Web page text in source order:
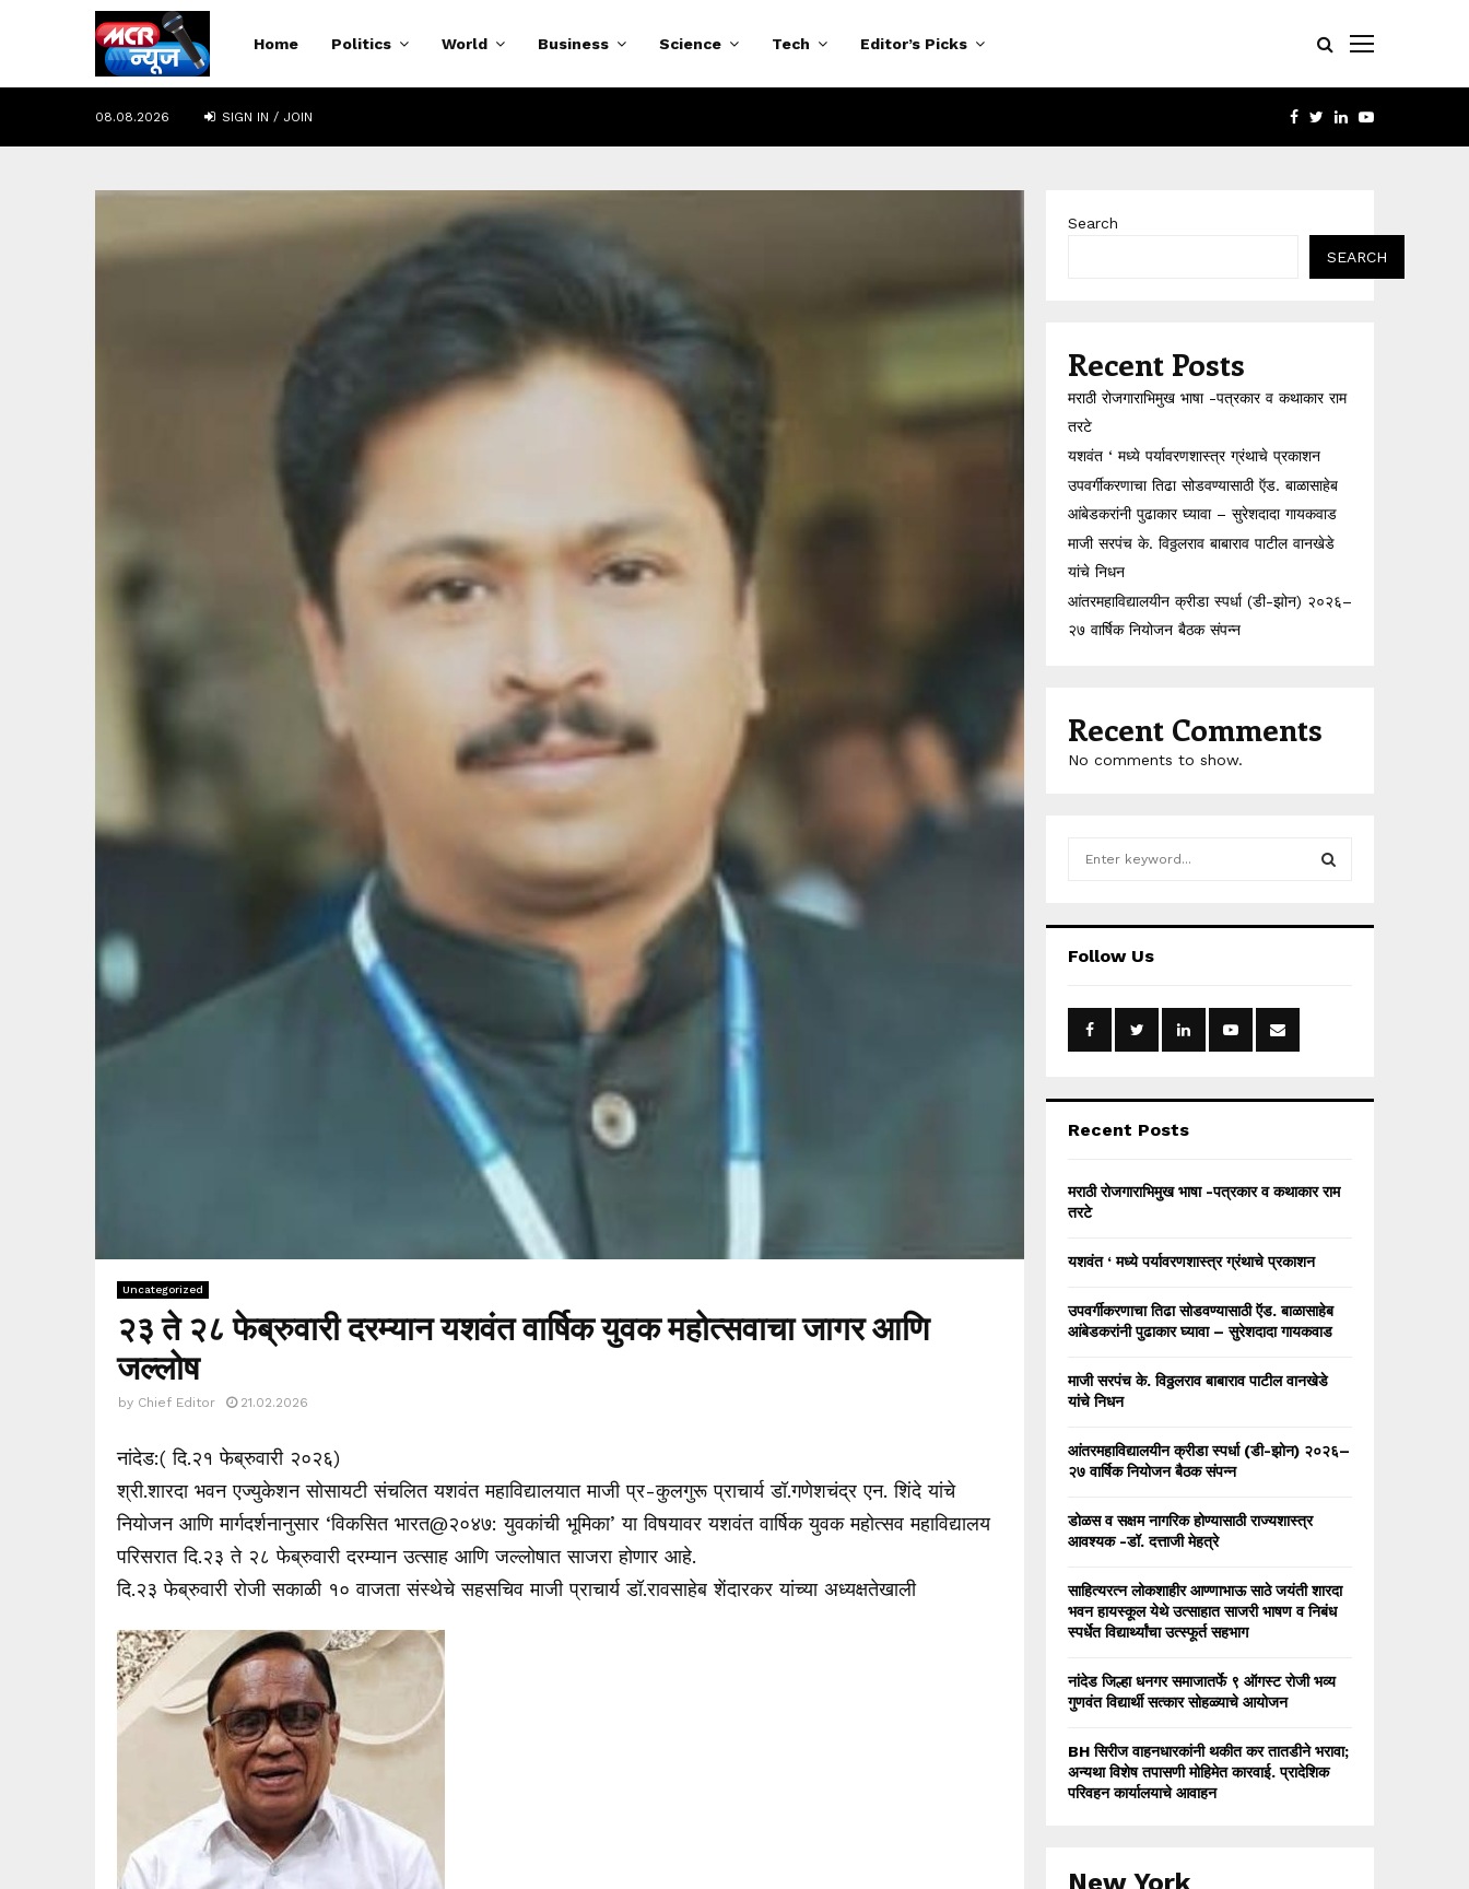
Home Politics World Business Science Tech Editor’s Picks
08.08.2026 SIGN IN / JOIN FACEBOOK
TWITTER
LINKEDIN
YOUTUBE
Uncategorized
२३ ते २८ फेब्रुवारी दरम्यान यशवंत वार्षिक युवक महोत्सवाचा जागर आणि
जल्लोष
by Chief Editor 21.02.2026
नांदेड:( दि.२१ फेब्रुवारी २०२६)
श्री.शारदा भवन एज्युकेशन सोसायटी संचलित यशवंत महाविद्यालयात माजी प्र-कुलगुरू प्राचार्य डॉ.गणेशचंद्र एन. शिंदे यांचे
नियोजन आणि मार्गदर्शनानुसार ‘विकसित भारत@२०४७: युवकांची भूमिका’ या विषयावर यशवंत वार्षिक युवक महोत्सव महाविद्यालय
परिसरात दि.२३ ते २८ फेब्रुवारी दरम्यान उत्साह आणि जल्लोषात साजरा होणार आहे.
दि.२३ फेब्रुवारी रोजी सकाळी १० वाजता संस्थेचे सहसचिव माजी प्राचार्य डॉ.रावसाहेब शेंदारकर यांच्या अध्यक्षतेखाली
Search
SEARCH
Recent Posts
मराठी रोजगाराभिमुख भाषा -पत्रकार व कथाकार राम
तरटे
यशवंत ‘ मध्ये पर्यावरणशास्त्र ग्रंथाचे प्रकाशन
उपवर्गीकरणाचा तिढा सोडवण्यासाठी ऍड. बाळासाहेब
आंबेडकरांनी पुढाकार घ्यावा – सुरेशदादा गायकवाड
माजी सरपंच के. विठ्ठलराव बाबाराव पाटील वानखेडे
यांचे निधन
आंतरमहाविद्यालयीन क्रीडा स्पर्धा (डी-झोन) २०२६–
२७ वार्षिक नियोजन बैठक संपन्न
Recent Comments
No comments to show.
h
o
:
Follow Us
Recent Posts
मराठी रोजगाराभिमुख भाषा -पत्रकार व कथाकार राम
तरटे
यशवंत ‘ मध्ये पर्यावरणशास्त्र ग्रंथाचे प्रकाशन
उपवर्गीकरणाचा तिढा सोडवण्यासाठी ऍड. बाळासाहेब
आंबेडकरांनी पुढाकार घ्यावा – सुरेशदादा गायकवाड
माजी सरपंच के. विठ्ठलराव बाबाराव पाटील वानखेडे
यांचे निधन
आंतरमहाविद्यालयीन क्रीडा स्पर्धा (डी-झोन) २०२६–
२७ वार्षिक नियोजन बैठक संपन्न
डोळस व सक्षम नागरिक होण्यासाठी राज्यशास्त्र
आवश्यक -डॉ. दत्ताजी मेहत्रे
साहित्यरत्न लोकशाहीर आण्णाभाऊ साठे जयंती शारदा
भवन हायस्कूल येथे उत्साहात साजरी भाषण व निबंध
स्पर्धेत विद्यार्थ्यांचा उत्स्फूर्त सहभाग
नांदेड जिल्हा धनगर समाजातर्फे ९ ऑगस्ट रोजी भव्य
गुणवंत विद्यार्थी सत्कार सोहळ्याचे आयोजन
BH सिरीज वाहनधारकांनी थकीत कर तातडीने भरावा;
अन्यथा विशेष तपासणी मोहिमेत कारवाई. प्रादेशिक
परिवहन कार्यालयाचे आवाहन
New York